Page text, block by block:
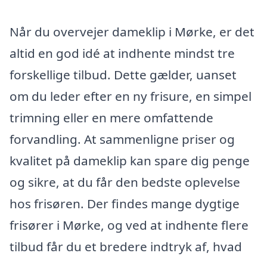
Når du overvejer dameklip i Mørke, er det
altid en god idé at indhente mindst tre
forskellige tilbud. Dette gælder, uanset
om du leder efter en ny frisure, en simpel
trimning eller en mere omfattende
forvandling. At sammenligne priser og
kvalitet på dameklip kan spare dig penge
og sikre, at du får den bedste oplevelse
hos frisøren. Der findes mange dygtige
frisører i Mørke, og ved at indhente flere
tilbud får du et bredere indtryk af, hvad